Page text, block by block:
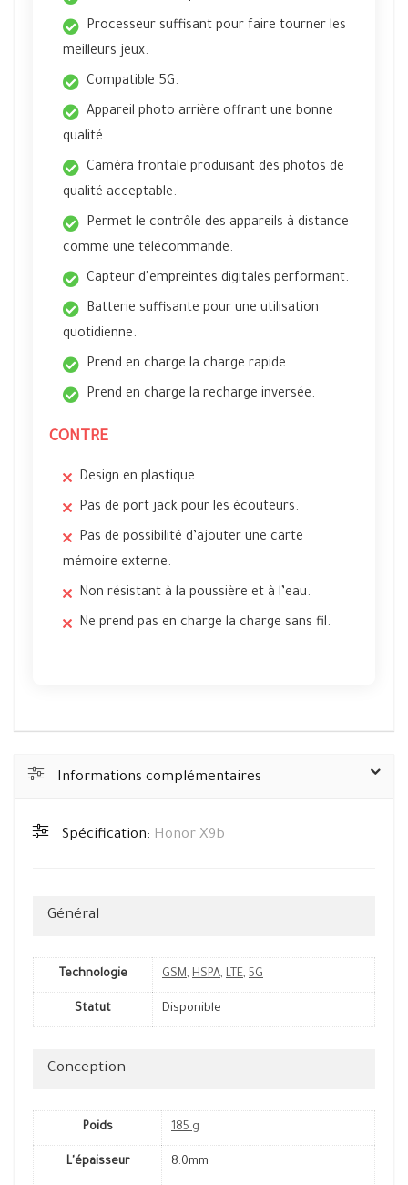
Processeur suffisant pour faire tourner les
meilleurs jeux.
Compatible 5G.
Appareil photo arrière offrant une bonne
qualité.
Caméra frontale produisant des photos de
qualité acceptable.
Permet le contrôle des appareils à distance
comme une télécommande.
Capteur d’empreintes digitales performant.
Batterie suffisante pour une utilisation
quotidienne.
Prend en charge la charge rapide.
Prend en charge la recharge inversée.
CONTRE
Design en plastique.
Pas de port jack pour les écouteurs.
Pas de possibilité d’ajouter une carte
mémoire externe.
Non résistant à la poussière et à l’eau.
Ne prend pas en charge la charge sans fil.
Informations complémentaires
Spécification: Honor X9b
Général
Technologie GSM, HSPA, LTE, 5G
Statut Disponible
Conception
Poids 185 g
L'épaisseur 8.0mm